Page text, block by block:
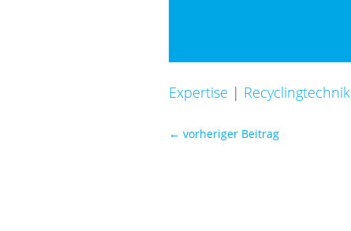
Expertise | Recyclingtechnik
← vorheriger Beitrag